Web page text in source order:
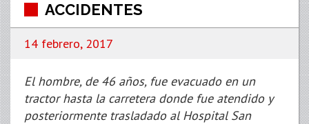
ACCIDENTES
14 febrero, 2017
El hombre, de 46 años, fue evacuado en un
tractor hasta la carretera donde fue atendido y
posteriormente trasladado al Hospital San